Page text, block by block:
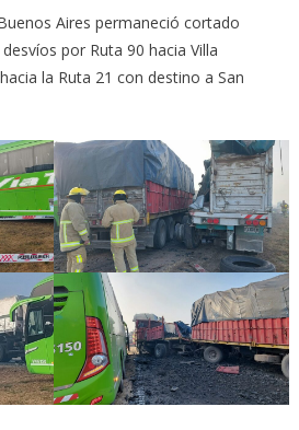
Aires permaneció cortado
por Ruta 90 hacia Villa
la Ruta 21 con destino a San